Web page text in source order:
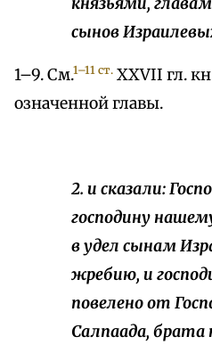
сынов
1–9. См.1–11 ст. XXVII гл.
означенной главы.
2. и сказали:
господину
в удел сынам
жребию, и
повелено от
Салпаада, брата